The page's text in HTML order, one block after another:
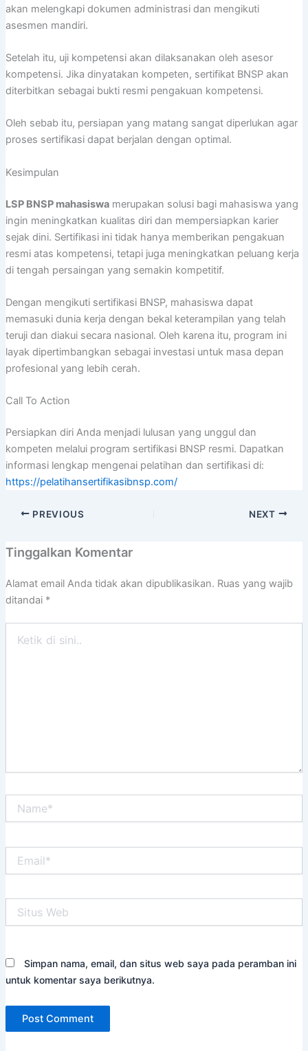
akan melengkapi dokumen administrasi dan mengikuti
asesmen mandiri.
Setelah itu, uji kompetensi akan dilaksanakan oleh asesor
kompetensi. Jika dinyatakan kompeten, sertifikat BNSP akan
diterbitkan sebagai bukti resmi pengakuan kompetensi.
Oleh sebab itu, persiapan yang matang sangat diperlukan agar
proses sertifikasi dapat berjalan dengan optimal.
Kesimpulan
LSP BNSP mahasiswamerupakan solusi bagi mahasiswa yang
ingin meningkatkan kualitas diri dan mempersiapkan karier
sejak dini. Sertifikasi ini tidak hanya memberikan pengakuan
resmi atas kompetensi, tetapi juga meningkatkan peluang kerja
di tengah persaingan yang semakin kompetitif.
Dengan mengikuti sertifikasi BNSP, mahasiswa dapat
memasuki dunia kerja dengan bekal keterampilan yang telah
teruji dan diakui secara nasional. Oleh karena itu, program ini
layak dipertimbangkan sebagai investasi untuk masa depan
profesional yang lebih cerah.
Call To Action
Persiapkan diri Anda menjadi lulusan yang unggul dan
kompeten melalui program sertifikasi BNSP resmi. Dapatkan
informasi lengkap mengenai pelatihan dan sertifikasi di:
https://pelatihansertifikasibnsp.com/
PREVIOUS NEXT
Tinggalkan Komentar
Alamat email Anda tidak akan dipublikasikan. Ruas yang wajib
ditandai *
Web
Simpan nama, email, dan situs web saya pada peramban ini
untuk komentar saya berikutnya.